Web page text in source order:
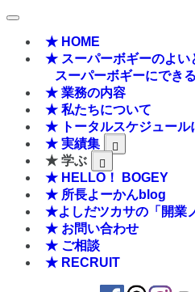
★ HOME
★ スーパーボギーのよい
スーパーボギーにでき
★ 業務の内容
★ 私たちについて
★ トータルスケジュール
★ 実績集
★ 学ぶ
★ HELLO！ BOGEY
★ 所長よーかんblog
★よしだツカサの「開業
★ お問い合わせ
★ ご相談
★ RECRUIT